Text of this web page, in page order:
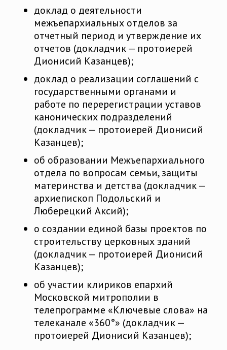
доклад о деятельности
межъепархиальных отделов за
отчетный период и утверждение их
отчетов (докладчик — протоиерей
Дионисий Казанцев);
доклад о реализации соглашений с
государственными органами и
работе по перерегистрации уставов
канонических подразделений
(докладчик — протоиерей Дионисий
Казанцев);
об образовании Межъепархиального
отдела по вопросам семьи, защиты
материнства и детства (докладчик —
архиепископ Подольский и
Люберецкий Аксий);
о создании единой базы проектов по
строительству церковных зданий
(докладчик — протоиерей Дионисий
Казанцев);
об участии клириков епархий
Московской митрополии в
телепрограмме «Ключевые слова» на
телеканале «360°» (докладчик —
протоиерей Дионисий Казанцев);